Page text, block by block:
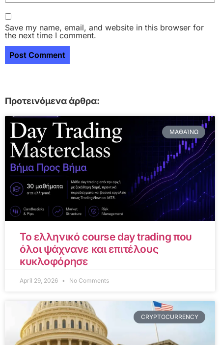
Save my name, email, and website in this browser for
the next time I comment.
Προτεινόμενα άρθρα:
ΜΑΘΑΊΝΩ
Το ελληνικό course day trading που
όλοι ψάχνανε και επιτέλους
κυκλοφόρησε
April 29, 2026 No Comments
CRYPTOCURRENCY